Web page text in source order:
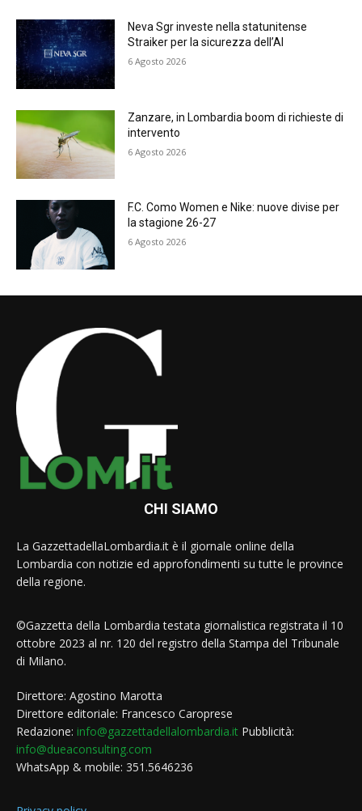
Neva Sgr investe nella statunitense
Straiker per la sicurezza dell’AI
6 Agosto 2026
Zanzare, in Lombardia boom di richieste di
intervento
6 Agosto 2026
F.C. Como Women e Nike: nuove divise per
la stagione 26-27
6 Agosto 2026
CHI SIAMO
La GazzettadellaLombardia.it è il giornale online della
Lombardia con notizie ed approfondimenti su tutte le province
della regione.
©Gazzetta della Lombardia testata giornalistica registrata il 10
ottobre 2023 al nr. 120 del registro della Stampa del Tribunale
di Milano.
Direttore: Agostino Marotta
Direttore editoriale: Francesco Caroprese
Redazione: info@gazzettadellalombardia.it Pubblicità:
info@dueaconsulting.com
WhatsApp & mobile: 351.5646236